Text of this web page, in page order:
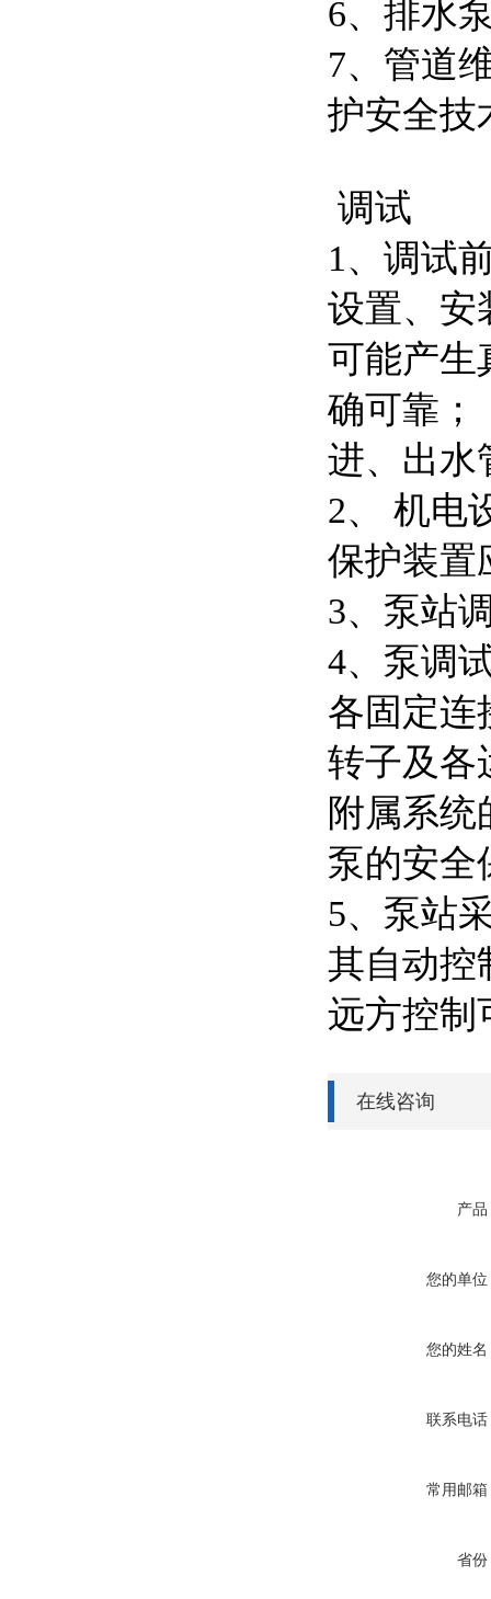
6、排水
7、管道
护安全技
调试
1、调试
设置、安
可能产生
确可靠；
进、出水
2、 机电
保护装置
3、泵站
4、泵调
各固定连
转子及各
附属系统
泵的安全
5、泵站
其自动控
远方控制
在线咨询
产品
您的单位
您的姓名
联系电话
常用邮箱
省份